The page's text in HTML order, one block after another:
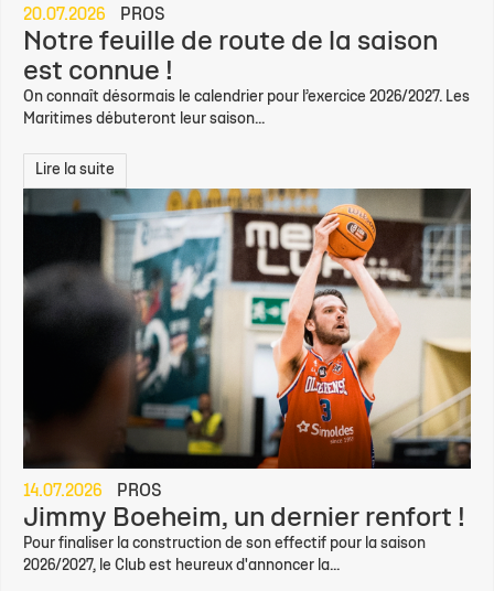
20.07.2026 PROS
Notre feuille de route de la saison
est connue !
On connaît désormais le calendrier pour l’exercice 2026/2027. Les
Maritimes débuteront leur saison...
Lire la suite
14.07.2026 PROS
Jimmy Boeheim, un dernier renfort !
Pour finaliser la construction de son effectif pour la saison
2026/2027, le Club est heureux d'annoncer la...